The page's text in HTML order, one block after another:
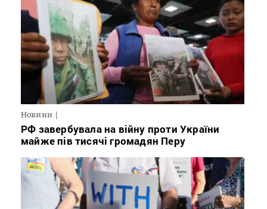
Новини
РФ завербувала на війну проти України
майже пів тисячі громадян Перу